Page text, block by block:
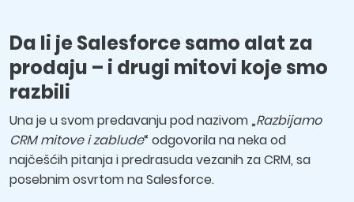
Da li je Salesforce samo alat za
prodaju – i drugi mitovi koje smo
razbili
Una je u svom predavanju pod nazivom „Razbijamo
CRM mitove i zablude“ odgovorila na neka od
najčešćih pitanja i predrasuda vezanih za CRM, sa
posebnim osvrtom na Salesforce.